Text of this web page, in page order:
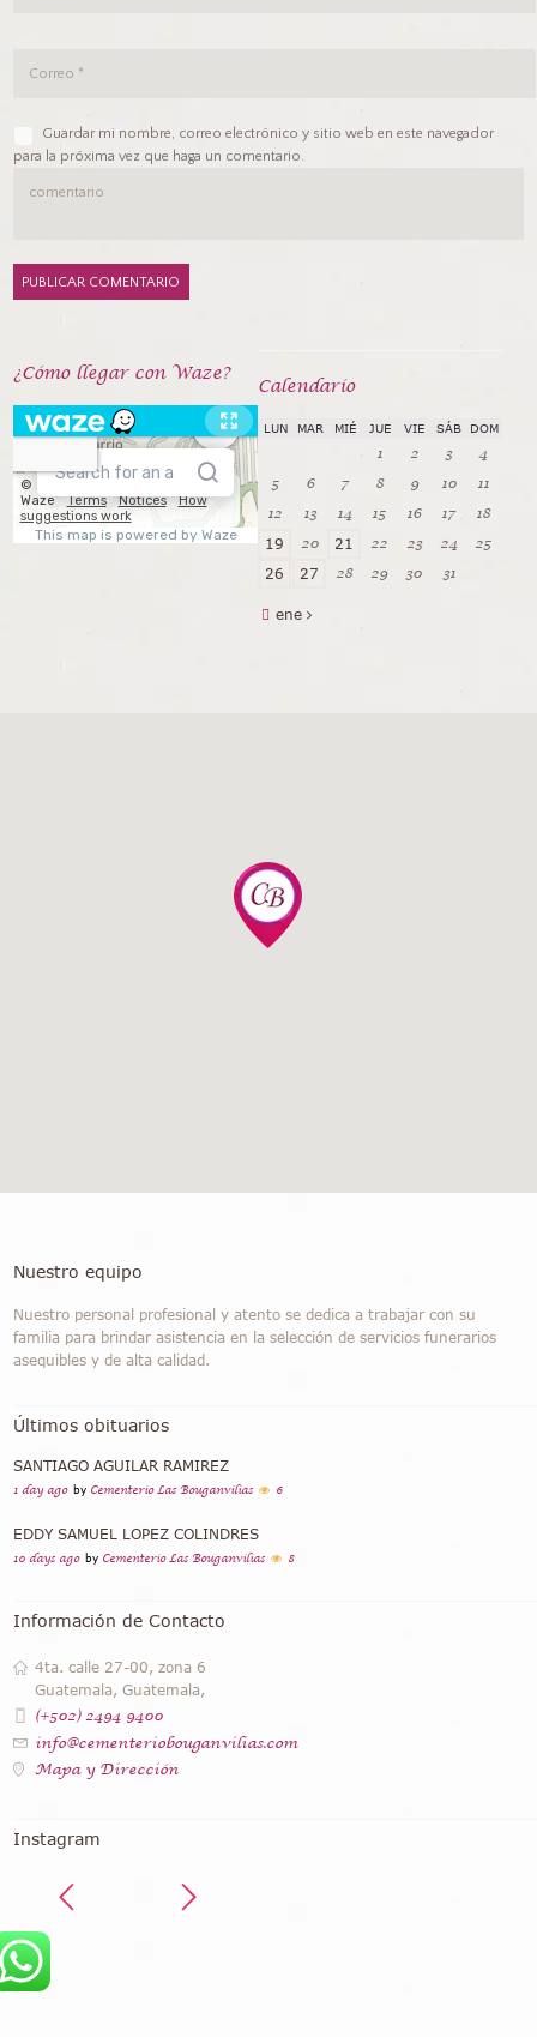
Guardar mi nombre, correo electrónico y sitio web en este navegador
para la próxima vez que haga un comentario.
¿Cómo llegar con Waze?
Calendarío
LUN MAR MIÉ JUE VIE SÁB DOM
1 2 3
4
5
6 7 8 9 10
11
12
13 14 15 16 17 18
19 20 21 22 23 24 25
26 27 28 29 30 31
ene
Nuestro equipo
Nuestro personal profesional y atento se dedica a trabajar con su
familia para brindar asistencia en la selección de servicios funerarios
asequibles y de alta calidad.
Últimos obituarios
SANTIAGO AGUILAR RAMIREZ
1 day ago by Cementerio Las Bouganvilias 6
EDDY SAMUEL LOPEZ COLINDRES
10 days ago by Cementerio Las Bouganvilias 8
Información de Contacto
4ta. calle 27-00, zona 6
Guatemala, Guatemala,
(+502) 2494 9400
info@cementeriobouganvilias.com
Mapa y Dirección
Instagram